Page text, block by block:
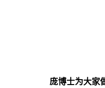
庞博士为大家